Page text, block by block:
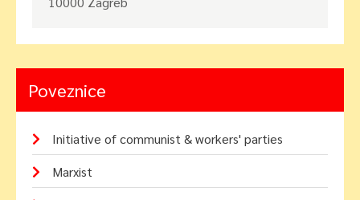
Poveznice
Initiative of communist & workers' parties
Marxist